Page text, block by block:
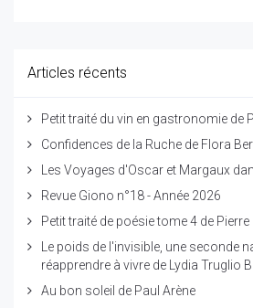
Articles récents
Petit traité du vin en gastronomie de
Confidences de la Ruche de Flora
Les Voyages d'Oscar et Margaux
Revue Giono n°18 - Année 2026
Petit traité de poésie tome 4 de
Le poids de l'invisible, une seconde
réapprendre à vivre de Lydia Truglio
Au bon soleil de Paul Arène